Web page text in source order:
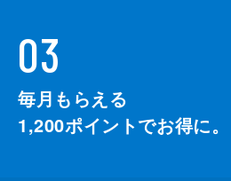
03
毎月もらえる
1,200ポイントでお得に。